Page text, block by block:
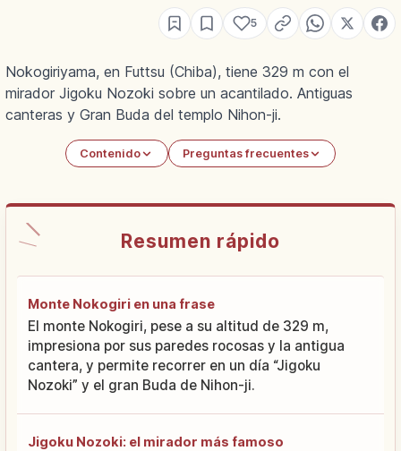
5
Nokogiriyama, en Futtsu (Chiba), tiene 329 m con el
mirador Jigoku Nozoki sobre un acantilado. Antiguas
canteras y Gran Buda del templo Nihon-ji.
Contenido Preguntas frecuentes
Resumen rápido
Monte Nokogiri en una frase
El monte Nokogiri, pese a su altitud de 329 m,
impresiona por sus paredes rocosas y la antigua
cantera, y permite recorrer en un día “Jigoku
Nozoki” y el gran Buda de Nihon-ji.
Jigoku Nozoki: el mirador más famoso